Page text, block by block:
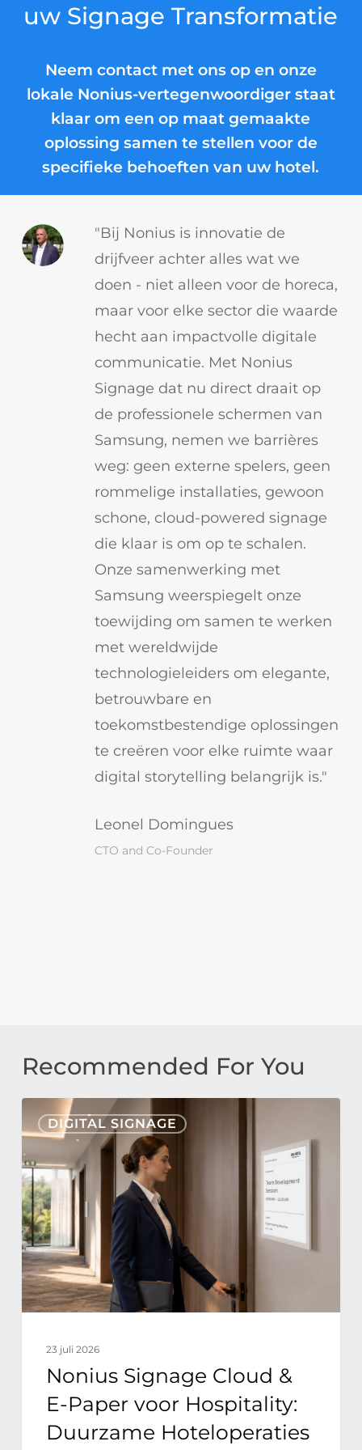
uw Signage Transformatie
Neem contact met ons op en onze
lokale Nonius-vertegenwoordiger staat
klaar om een op maat gemaakte
oplossing samen te stellen voor de
specifieke behoeften van uw hotel.
"Bij Nonius is innovatie de
drijfveer achter alles wat we
doen - niet alleen voor de horeca,
maar voor elke sector die waarde
hecht aan impactvolle digitale
communicatie. Met Nonius
Signage dat nu direct draait op
de professionele schermen van
Samsung, nemen we barrières
weg: geen externe spelers, geen
rommelige installaties, gewoon
schone, cloud-powered signage
die klaar is om op te schalen.
Onze samenwerking met
Samsung weerspiegelt onze
toewijding om samen te werken
met wereldwijde
technologieleiders om elegante,
betrouwbare en
toekomstbestendige oplossingen
te creëren voor elke ruimte waar
digital storytelling belangrijk is."
Leonel Domingues
CTO and Co-Founder
Recommended For You
DIGITAL SIGNAGE
Nonius
Signage
Cloud
&
E-
Paper
voor
Hospitality:
Duurzame
Energieverbruik
23 juli 2026
Nonius Signage Cloud &
E-Paper voor Hospitality:
Duurzame Hoteloperaties